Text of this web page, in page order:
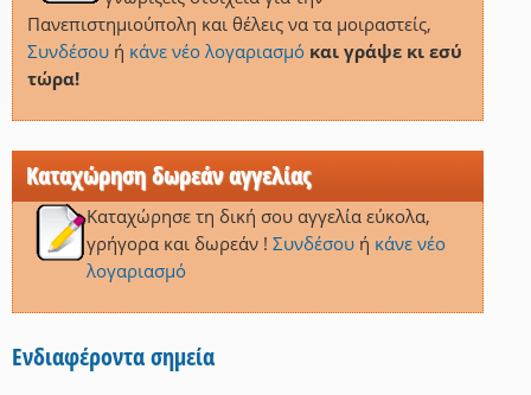
Πανεπιστημιούπολη και θέλεις να τα μοιραστείς,
Συνδέσουή κάνε νέο λογαριασμό και γράψε κι εσύ
τώρα!
Καταχώρηση δωρεάν αγγελίας
Καταχώρησε τη δική σου αγγελία εύκολα,
γρήγορα και δωρεάν ! Συνδέσουή κάνε νέο
λογαριασμό
Ενδιαφέροντα σημεία